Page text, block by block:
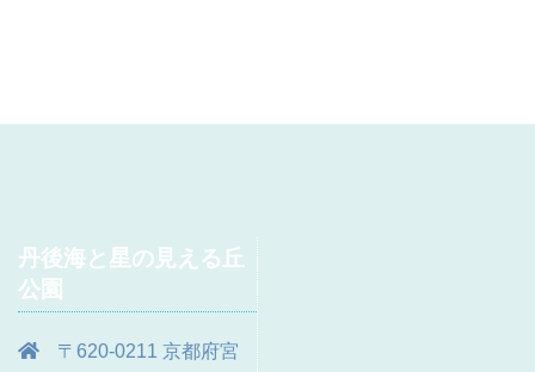
丹後海と星の見える丘
公園
〒620-0211 京都府宮